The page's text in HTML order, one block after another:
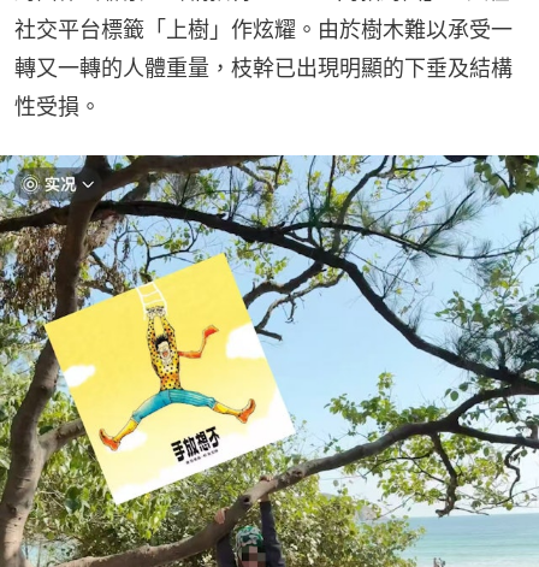
社交平台標籤「上樹」作炫耀。由於樹木難以承受一
轉又一轉的人體重量，枝幹已出現明顯的下垂及結構
性受損。